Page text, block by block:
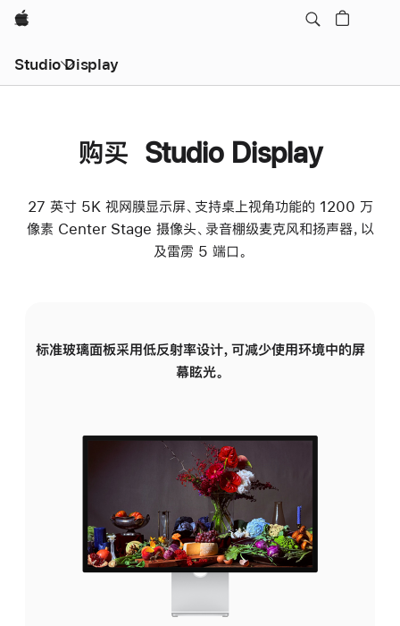
Apple
Studio Display
购买 Studio Display
27 英寸 5K 视网膜显示屏、支持桌上视角功能的 1200 万
像素 Center Stage 摄像头、录音棚级麦克风和扬声器，以
及雷雳 5 端口。
标准玻璃面板采用低反射率设计，可减少使用环境中的屏
幕眩光。